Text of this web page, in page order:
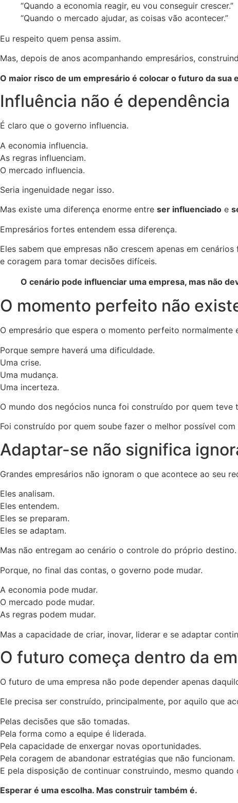
“Quando a economia reagir, eu vou conseguir crescer.”
“Quando o mercado ajudar, as coisas vão acontecer.”
Eu respeito quem pensa assim.
Mas, depois de anos acompanhando empresários,
O maior risco de um empresário é colocar o futuro da sua
Influência não é dependência
É claro que o governo influencia.
A economia influencia.
As regras influenciam.
O mercado influencia.
Seria ingenuidade negar isso.
Mas existe uma diferença enorme entre ser influenciado e
Empresários fortes entendem essa diferença.
Eles sabem que empresas não crescem apenas em
e coragem para tomar decisões difíceis.
O cenário pode influenciar uma empresa, mas não
O momento perfeito não
O empresário que espera o momento perfeito normalmente
Porque sempre haverá uma dificuldade.
Uma crise.
Uma mudança.
Uma incerteza.
O mundo dos negócios nunca foi construído por quem teve
Foi construído por quem soube fazer o melhor possível
Adaptar-se não significa
Grandes empresários não ignoram o que acontece ao seu
Eles analisam.
Eles entendem.
Eles se preparam.
Eles se adaptam.
Mas não entregam ao cenário o controle do próprio destino.
Porque, no final das contas, o governo pode mudar.
A economia pode mudar.
O mercado pode mudar.
As regras podem mudar.
Mas a capacidade de criar, inovar, liderar e se adaptar
O futuro começa dentro da
O futuro de uma empresa não pode depender apenas
Ele precisa ser construído, principalmente, por aquilo que
Pelas decisões que são tomadas.
Pela forma como a equipe é liderada.
Pela capacidade de enxergar novas oportunidades.
Pela coragem de abandonar estratégias que não funcionam.
E pela disposição de continuar construindo, mesmo quando
Esperar é uma escolha. Mas construir também é.